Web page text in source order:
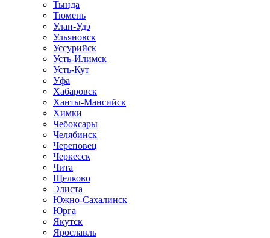
Тында
Тюмень
Улан-Удэ
Ульяновск
Уссурийск
Усть-Илимск
Усть-Кут
Уфа
Хабаровск
Ханты-Мансийск
Химки
Чебоксары
Челябинск
Череповец
Черкесск
Чита
Щелково
Элиста
Южно-Сахалинск
Юрга
Якутск
Ярославль